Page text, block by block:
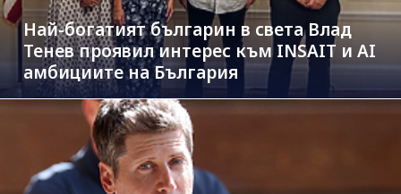
Най-богатият българин в света Влад
Тенев проявил интерес към INSAIT и AI
амбициите на България